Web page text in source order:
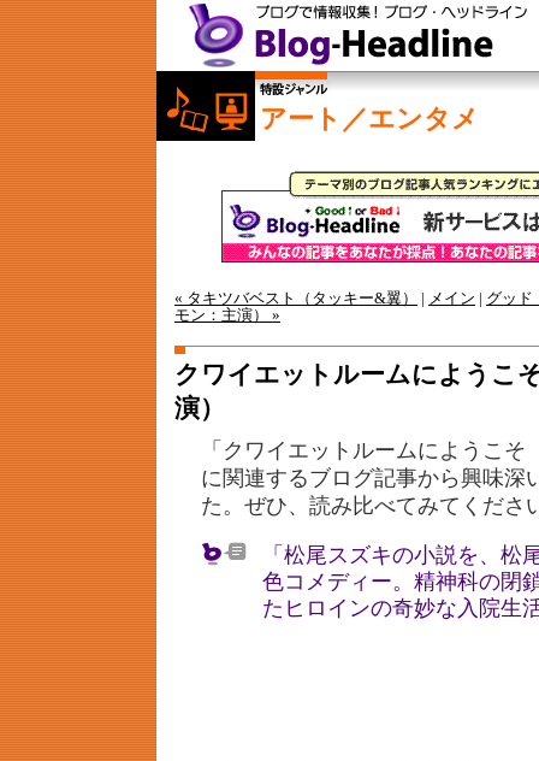
アート／エンタメ
« タキツバベスト（タッキー&翼） メイン
グッド
モン：主演） »
クワイエットルームにようこ
演）
「クワイエットルームにようこ
に関連するブログ記事から興味深
た。ぜひ、読み比べてみてくださ
「松尾スズキの小説を、松
色コメディー。精神科の閉
たヒロインの奇妙な入院生